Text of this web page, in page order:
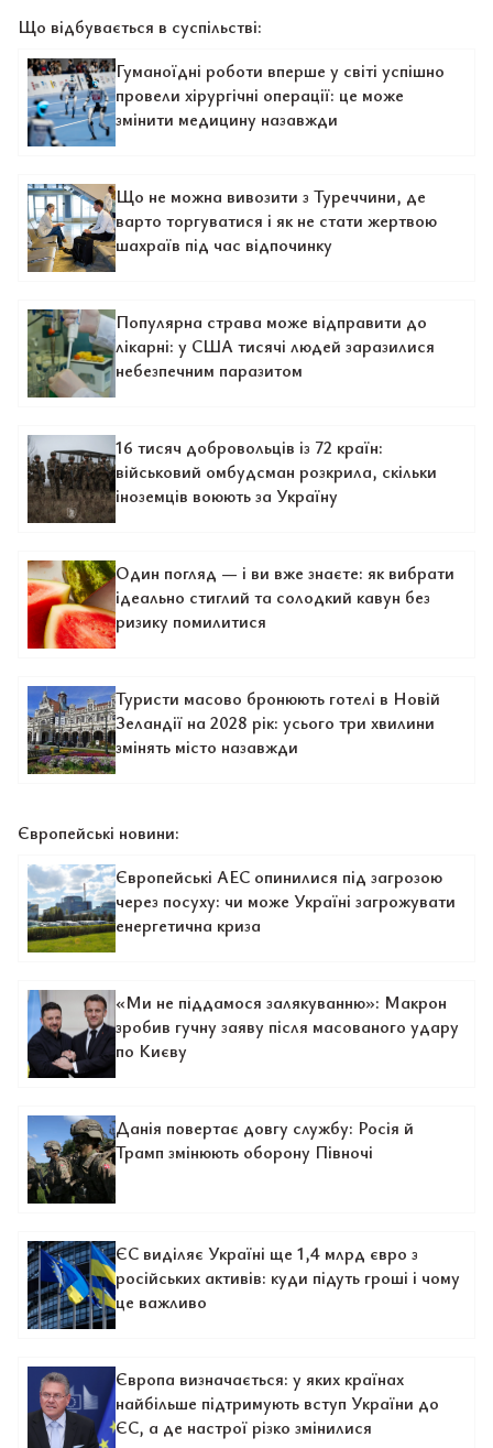
Що відбувається в суспільстві:
Гуманоїдні роботи вперше у світі успішно
провели хірургічні операції: це може
змінити медицину назавжди
Що не можна вивозити з Туреччини, де
варто торгуватися і як не стати жертвою
шахраїв під час відпочинку
Популярна страва може відправити до
лікарні: у США тисячі людей заразилися
небезпечним паразитом
16 тисяч добровольців із 72 країн:
військовий омбудсман розкрила, скільки
іноземців воюють за Україну
Один погляд — і ви вже знаєте: як вибрати
ідеально стиглий та солодкий кавун без
ризику помилитися
Туристи масово бронюють готелі в Новій
Зеландії на 2028 рік: усього три хвилини
змінять місто назавжди
Європейські новини:
Європейські АЕС опинилися під загрозою
через посуху: чи може Україні загрожувати
енергетична криза
«Ми не піддамося залякуванню»: Макрон
зробив гучну заяву після масованого удару
по Києву
Данія повертає довгу службу: Росія й
Трамп змінюють оборону Півночі
ЄС виділяє Україні ще 1,4 млрд євро з
російських активів: куди підуть гроші і чому
це важливо
Європа визначається: у яких країнах
найбільше підтримують вступ України до
ЄС, а де настрої різко змінилися